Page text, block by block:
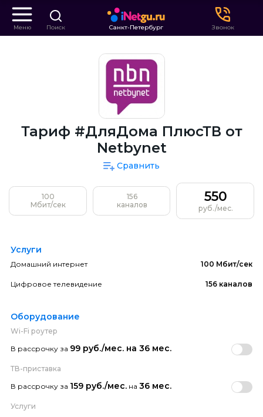
Меню Поиск Санкт-Петербург Звонок
Тариф #ДляДома ПлюсТВ от
Netbynet
Сравнить
100
Мбит/сек
156
каналов
550
руб./мес.
Услуги
Домашний интернет 100 Мбит/сек
Цифровое телевидение 156 каналов
Оборудование
Wi-Fi роутер
В рассрочку за 99 руб./мес. на 36 мес.
ТВ-приставка
В рассрочку за 159 руб./мес. на 36 мес.
Услуги